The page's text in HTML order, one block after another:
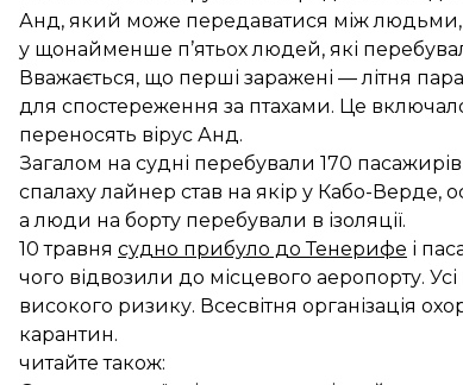
Анд, який може передаватися між людьми,
у щонайменше п’ятьох людей, які
Вважається, що перші заражені — літня
для спостереження за птахами. Це
переносять вірус Анд.
Загалом на судні перебували 170
спалаху лайнер став на якір у Кабо-Верде,
а люди на борту перебували в ізоляції.
10 травня судно прибуло до Тенерифе і
чого відвозили до місцевого аеропорту.
високого ризику. Всесвітня організація
карантин.
читайте також: